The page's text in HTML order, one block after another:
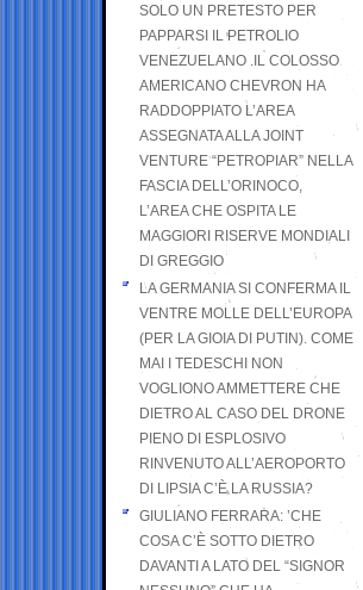
SOLO UN PRETESTO PER
PAPPARSI IL PETROLIO
VENEZUELANO .IL COLOSSO
AMERICANO CHEVRON HA
RADDOPPIATO L’AREA
ASSEGNATA ALLA JOINT
VENTURE “PETROPIAR” NELLA
FASCIA DELL’ORINOCO,
L’AREA CHE OSPITA LE
MAGGIORI RISERVE MONDIALI
DI GREGGIO
LA GERMANIA SI CONFERMA IL
VENTRE MOLLE DELL’EUROPA
(PER LA GIOIA DI PUTIN). COME
MAI I TEDESCHI NON
VOGLIONO AMMETTERE CHE
DIETRO AL CASO DEL DRONE
PIENO DI ESPLOSIVO
RINVENUTO ALL’AEROPORTO
DI LIPSIA C’È LA RUSSIA?
GIULIANO FERRARA: ’CHE
COSA C’È SOTTO DIETRO
DAVANTI A LATO DEL “SIGNOR